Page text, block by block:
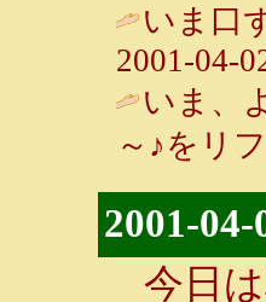
いま口
2001-04-
いま、
～♪をリ
2001-
今日は